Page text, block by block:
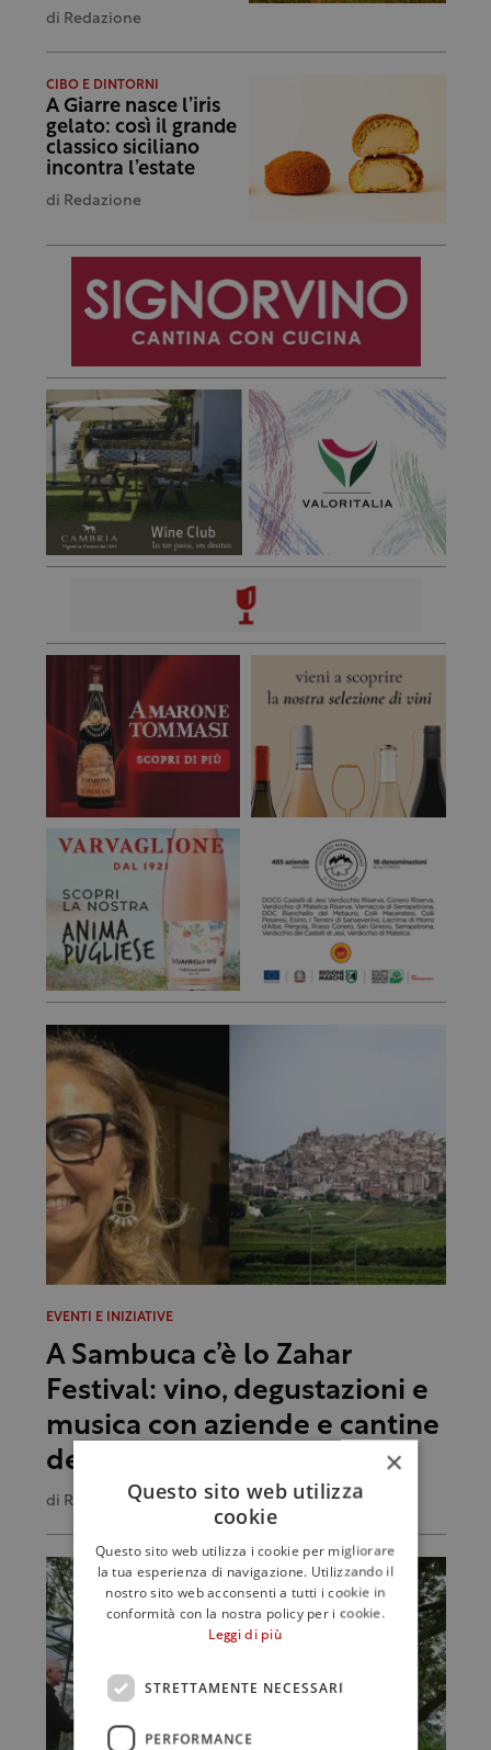
di Redazione
CIBO E DINTORNI
A Giarre nasce l’iris
gelato: così il grande
classico siciliano
incontra l’estate
di Redazione
EVENTI E INIZIATIVE
A Sambuca c’è lo Zahar
Festival: vino, degustazioni e
musica con aziende e cantine
della Valle del Belice
di Redazione
×
Questo sito web utilizza
cookie
Questo sito web utilizza i cookie per migliorare
la tua esperienza di navigazione. Utilizzando il
nostro sito web acconsenti a tutti i cookie in
conformità con la nostra policy per i cookie.
Leggi di più
STRETTAMENTE NECESSARI
PERFORMANCE